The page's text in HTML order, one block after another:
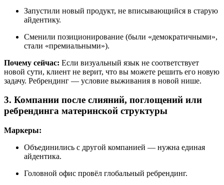
Запустили новый продукт, не вписывающийся в старую
айдентику.
Сменили позиционирование (были «демократичными»,
стали «премиальными»).
Почему сейчас: Если визуальный язык не соответствует
новой сути, клиент не верит, что вы можете решить его новую
задачу. Ребрендинг — условие выживания в новой нише.
3. Компании после слияний, поглощений или
ребрендинга материнской структуры
Маркеры:
Объединились с другой компанией — нужна единая
айдентика.
Головной офис провёл глобальный ребрендинг.